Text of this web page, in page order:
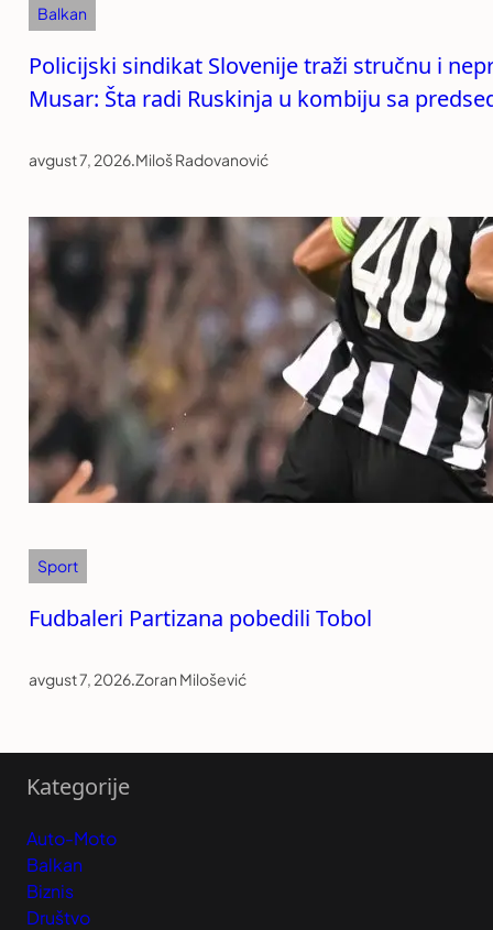
Balkan
Policijski sindikat Slovenije traži stručnu i
Musar: Šta radi Ruskinja u kombiju sa
avgust 7, 2026.Miloš Radovanović
Sport
Fudbaleri Partizana pobedili Tobol
avgust 7, 2026.Zoran Milošević
Kategorije
Auto-Moto
Balkan
Biznis
Društvo